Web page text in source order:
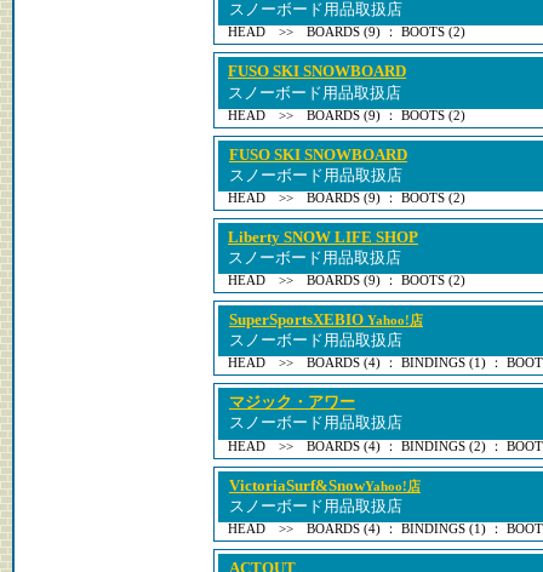
スノーボード用品取扱店
HEAD >> BOARDS (9) ： BOOTS (2)
FUSO SKI SNOWBOARD
スノーボード用品取扱店
HEAD >> BOARDS (9) ： BOOTS (2)
FUSO SKI SNOWBOARD
スノーボード用品取扱店
HEAD >> BOARDS (9) ： BOOTS (2)
Liberty SNOW LIFE SHOP
スノーボード用品取扱店
HEAD >> BOARDS (9) ： BOOTS (2)
SuperSportsXEBIO Yahoo!店
スノーボード用品取扱店
HEAD >> BOARDS (4) ： BINDINGS (1) ：
マジック・アワー
スノーボード用品取扱店
HEAD >> BOARDS (4) ： BINDINGS (2) ：
VictoriaSurf&SnowYahoo!店
スノーボード用品取扱店
HEAD >> BOARDS (4) ： BINDINGS (1) ：
ACTOUT